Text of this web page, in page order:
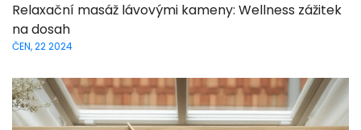
Relaxační masáž lávovými kameny: Wellness zážitek
na dosah
ČEN, 22 2024